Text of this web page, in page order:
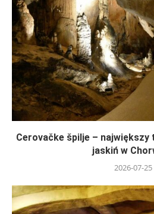
Cerovačke špilje –
jaskiń w
2026-07-25